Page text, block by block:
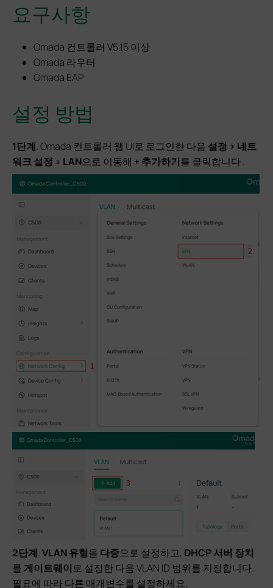
요구사항
Omada 컨트롤러 V5.15 이상
Omada 라우터
Omada EAP
설정 방법
1단계. Omada 컨트롤러 웹 UI로 로그인한 다음 설정 > 네트
워크 설정 > LAN으로 이동해 + 추가하기를 클릭합니다 .
2단계.VLAN 유형을 다중으로 설정하고, DHCP 서버 장치
를 게이트웨이로 설정한 다음 VLAN ID 범위를 지정합니다.
필요에 따라 다른 매개변수를 설정하세요.